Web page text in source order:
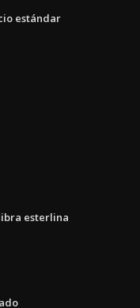
estándar
esterlina